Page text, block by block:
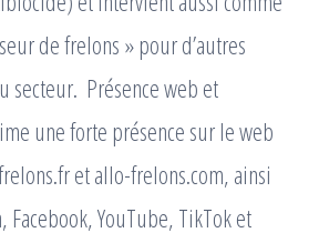
de frelons » pour d’autres
secteur. ​ Présence web et
une forte présence sur le web
et allo-frelons.com, ainsi
YouTube, TikTok et